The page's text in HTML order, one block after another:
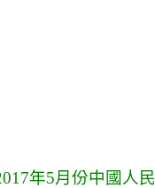
年5月份中國人